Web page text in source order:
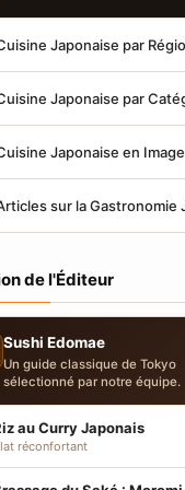
Japonaise par
Japonaise par
Japonaise en
sur la Gastronomie
de l'Éditeur
Sushi Edomae
Un guide classique de Tokyo
sélectionné par notre équipe.
au Curry Japonais
réconfortant